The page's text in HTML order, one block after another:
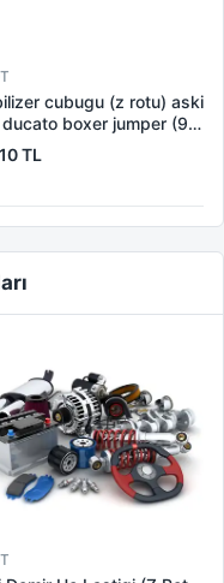
cubugu (z rotu) aski
boxer jumper (94
(takozlu takim) (10 kalite
1300716080 508737
TL